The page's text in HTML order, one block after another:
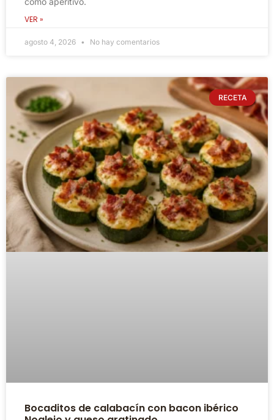
VER »
agosto 4, 2026 No hay comentarios
RECETA
Bocaditos de calabacín con bacon ibérico